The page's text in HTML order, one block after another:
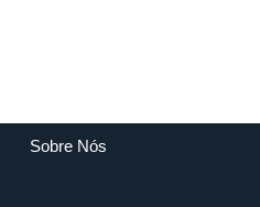
Sobre Nós